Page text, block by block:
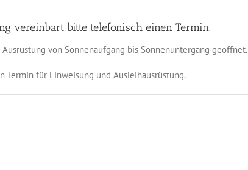
vereinbart bitte telefonisch einen Termin.
von Sonnenaufgang bis Sonnenuntergang geöffnet.
für Einweisung und Ausleihausrüstung.